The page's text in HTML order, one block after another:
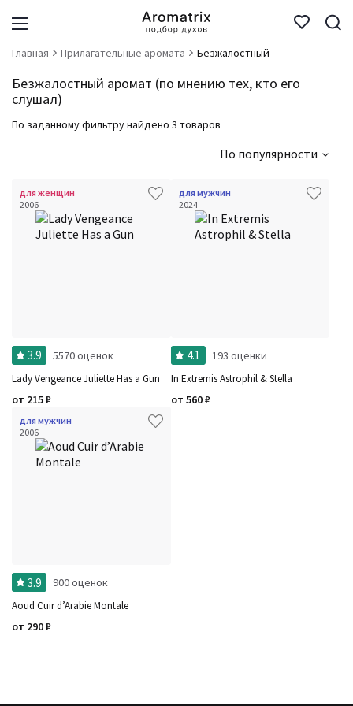
Главная Прилагательные аромата Безжалостный
Безжалостный аромат (по мнению тех, кто его
слушал)
По заданному фильтру найдено 3 товаров
По популярности
для женщин
2006
3.9 5570 оценок
Lady Vengeance Juliette Has a Gun
от 215₽
для мужчин
2024
4.1 193 оценки
In Extremis Astrophil & Stella
от 560₽
для мужчин
2006
3.9 900 оценок
Aoud Cuir d’Arabie Montale
от 290₽